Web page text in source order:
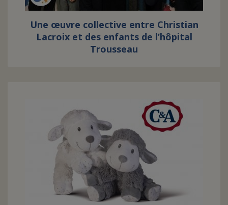
Une œuvre collective entre Christian
Lacroix et des enfants de l’hôpital
Trousseau